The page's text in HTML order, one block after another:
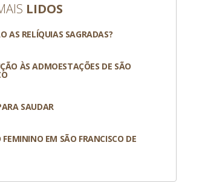
LIDOS
AS RELÍQUIAS SAGRADAS?
ÀS ADMOESTAÇÕES DE SÃO
SAUDAR
FEMININO EM SÃO FRANCISCO DE